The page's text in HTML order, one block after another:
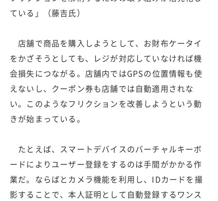
ている」（藤吉氏）
店舗で商品を購入しようとして、お財布ケータイ
をかざそうとしても、レジが対応していなければ機
会損失につながる。店舗内ではGPSの位置情報も使
えないし、クーポン券も店舗では自動適用されな
い。このようなフリクションを改善しようという動
きが始まっている。
たとえば、スマートデバイスのバーチャルキーボ
ードによりユーザー登録をするのは手間がかかる作
業だ。ならばとカメラ機能を利用し、IDカードを撮
影することで、本人証明として自動登録するワンス